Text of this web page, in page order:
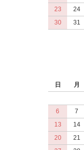
23
24
30
31
日 月
6
7
13
14
20
21